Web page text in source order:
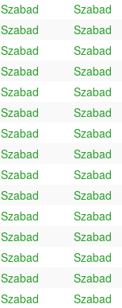
Szabad
Szabad
Szabad
Szabad
Szabad
Szabad
Szabad
Szabad
Szabad
Szabad
Szabad
Szabad
Szabad
Szabad
Szabad
Szabad
Szabad
Szabad
Szabad
Szabad
Szabad
Szabad
Szabad
Szabad
Szabad
Szabad
Szabad
Szabad
Szabad
Szabad